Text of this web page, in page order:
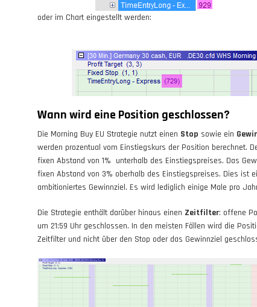
oder im Chart eingestellt werden:
Wann wird eine Position geschlossen?
Die Morning Buy EU Strategie nutzt einen Stop sowie ein
werden prozentual vom Einstiegskurs der Position berechnet.
fixen Abstand von 1% unterhalb des Einstiegspreises. Das
fixen Abstand von 3% oberhalb des Einstiegspreises. Dies ist
ambitioniertes Gewinnziel. Es wird lediglich einige Male pro
Die Strategie enthält darüber hinaus einen Zeitfilter: offene
um 21:59 Uhr geschlossen. In den meisten Fällen wird die
Zeitfilter und nicht über den Stop oder das Gewinnziel